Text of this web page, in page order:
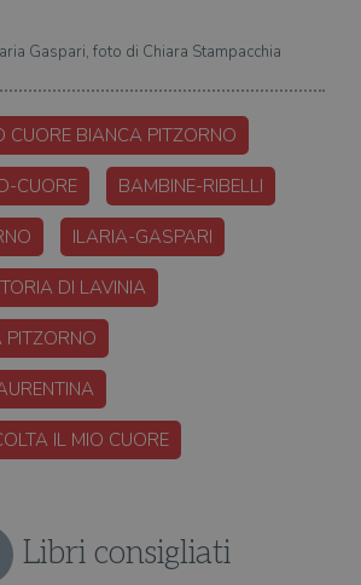
Gaspari, foto di Chiara Stampacchia
CUORE BIANCA PITZORNO
CUORE BAMBINE-RIBELLI
ILARIA-GASPARI
DI LAVINIA
PITZORNO
IL MIO CUORE
Libri consigliati